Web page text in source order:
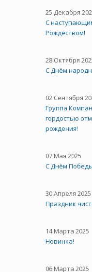
25 Декабря
С
Рождеством!
28 Октября
C Днём
02 Сентября
Группа
гордостью
рождения!
07 Мая 2025
С Днём
30 Апреля 2025
Праздник
14 Марта 2025
Новинка!
06 Марта 2025